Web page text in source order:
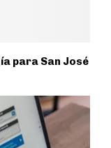
para San José